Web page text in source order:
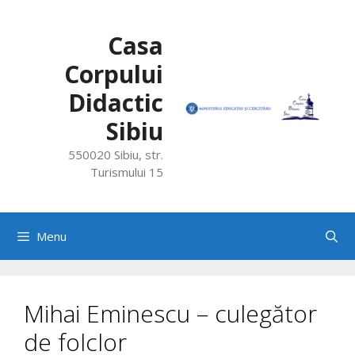
Casa
Corpului
Didactic
Sibiu
550020 Sibiu, str.
Turismului 15
Menu
Mihai Eminescu – culegător
de folclor